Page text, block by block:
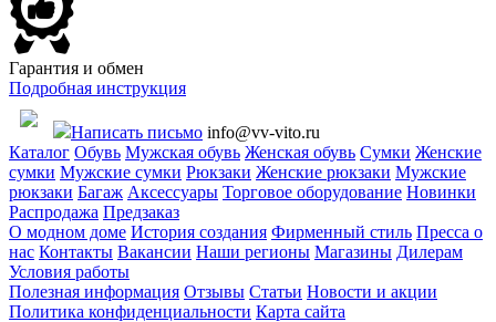
Гарантия и обмен
Подробная инструкция
Написать письмо info@vv-vito.ru
Каталог Обувь Мужская обувь Женская обувь Сумки Женские
сумки Мужские сумки Рюкзаки Женские рюкзаки Мужские
рюкзаки Багаж Аксессуары Торговое оборудование Новинки
Распродажа Предзаказ
О модном доме История создания Фирменный стиль Пресса о
нас Контакты Вакансии Наши регионы Магазины Дилерам
Условия работы
Полезная информация Отзывы Статьи Новости и акции
Политика конфиденциальности Карта сайта